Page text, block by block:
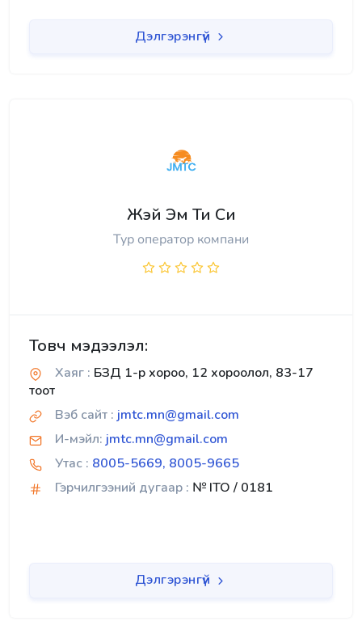
Дэлгэрэнгүй
Жэй Эм Ти Си
Тур оператор компани
Товч мэдээлэл:
Хаяг : БЗД 1-р хороо, 12 хороолол, 83-17
тоот
Вэб сайт : jmtc.mn@gmail.com
И-мэйл: jmtc.mn@gmail.com
Утас : 8005-5669, 8005-9665
Гэрчилгээний дугаар : № ITO / 0181
Дэлгэрэнгүй